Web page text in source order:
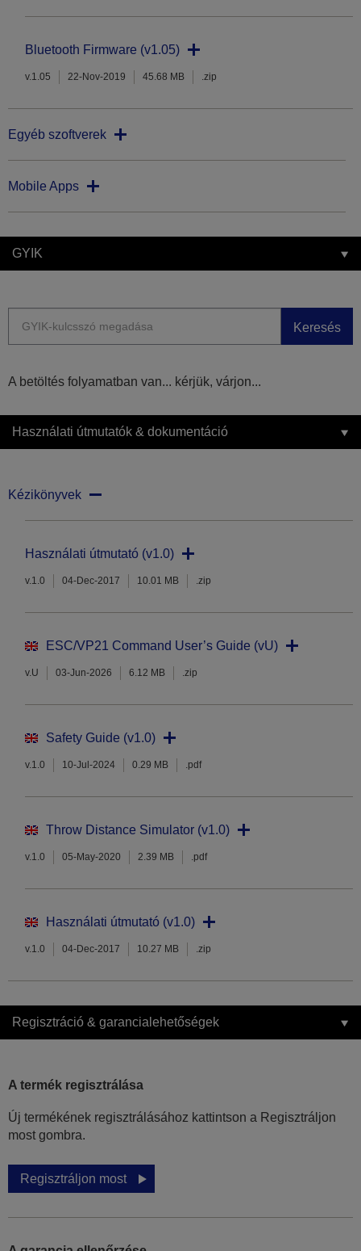
Bluetooth Firmware (v1.05)
v.1.05 22-Nov-2019 45.68 MB .zip
Egyéb szoftverek
Mobile Apps
GYIK
Keresés
A betöltés folyamatban van... kérjük, várjon...
Használati útmutatók & dokumentáció
Kézikönyvek
Használati útmutató (v1.0)
v.1.0 04-Dec-2017 10.01 MB .zip
ESC/VP21 Command User’s Guide (vU)
v.U 03-Jun-2026 6.12 MB .zip
Safety Guide (v1.0)
v.1.0 10-Jul-2024 0.29 MB .pdf
Throw Distance Simulator (v1.0)
v.1.0 05-May-2020 2.39 MB .pdf
Használati útmutató (v1.0)
v.1.0 04-Dec-2017 10.27 MB .zip
Regisztráció & garancialehetőségek
A termék regisztrálása
Új termékének regisztrálásához kattintson a Regisztráljon
most gombra.
Regisztráljon most